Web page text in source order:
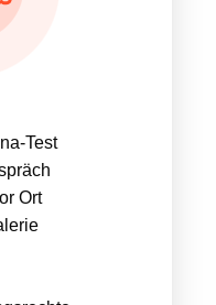
Test
Ort